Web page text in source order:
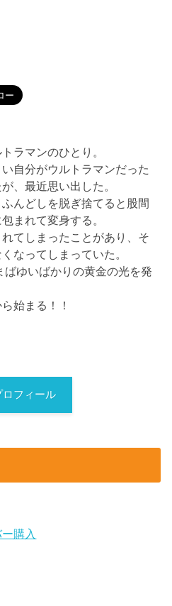
ラマンのひとり。
自分がウルトラマンだった
、最近思い出した。
んどしを脱ぎ捨てると股間
まれて変身する。
てしまったことがあり、そ
なってしまっていた。
ゆいばかりの黄金の光を発
始まる！！
ロフィール
購入